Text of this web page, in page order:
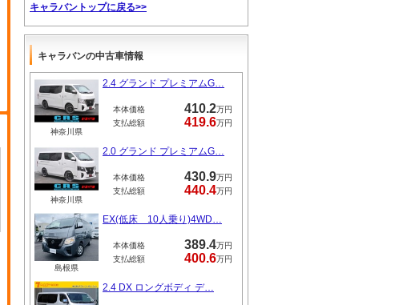
キャラバントップに戻る>>
キャラバンの中古車情報
2.4 グランド プレミアムG…
本体価格 410.2万円
支払総額
419.6万円
神奈川県
2.0 グランド プレミアムG…
本体価格 430.9万円
支払総額
440.4万円
神奈川県
EX(低床 10人乗り)4WD…
本体価格 389.4万円
支払総額
400.6万円
島根県
2.4 DX ロングボディ デ…